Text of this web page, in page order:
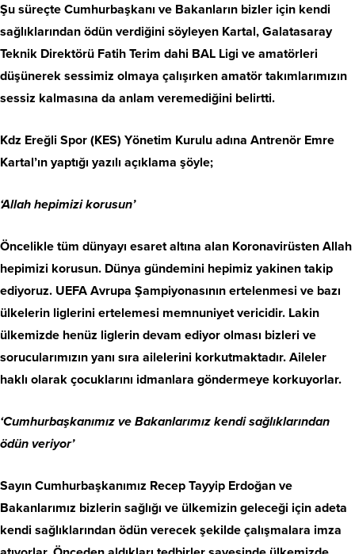
Şu süreçte Cumhurbaşkanı ve Bakanların bizler için kendi
sağlıklarından ödün verdiğini söyleyen Kartal, Galatasaray
Teknik Direktörü Fatih Terim dahi BAL Ligi ve amatörleri
düşünerek sessimiz olmaya çalışırken amatör takımlarımızın
sessiz kalmasına da anlam veremediğini belirtti.
Kdz Ereğli Spor (KES) Yönetim Kurulu adına Antrenör Emre
Kartal’ın yaptığı yazılı açıklama şöyle;
‘Allah hepimizi korusun’
Öncelikle tüm dünyayı esaret altına alan Koronavirüsten Allah
hepimizi korusun. Dünya gündemini hepimiz yakinen takip
ediyoruz. UEFA Avrupa Şampiyonasının ertelenmesi ve bazı
ülkelerin liglerini ertelemesi memnuniyet vericidir. Lakin
ülkemizde henüz liglerin devam ediyor olması bizleri ve
sorucularımızın yanı sıra ailelerini korkutmaktadır. Aileler
haklı olarak çocuklarını idmanlara göndermeye korkuyorlar.
‘Cumhurbaşkanımız ve Bakanlarımız kendi sağlıklarından
ödün veriyor’
Sayın Cumhurbaşkanımız Recep Tayyip Erdoğan ve
Bakanlarımız bizlerin sağlığı ve ülkemizin geleceği için adeta
kendi sağlıklarından ödün verecek şekilde çalışmalara imza